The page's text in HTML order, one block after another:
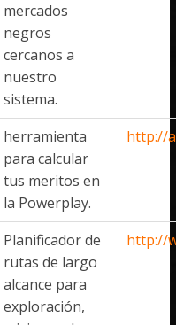
mercados
negros
cercanos a
nuestro
sistema.
herramienta
para calcular
tus meritos en
la Powerplay.
http://
Planificador de
rutas de largo
alcance para
exploración,
http://